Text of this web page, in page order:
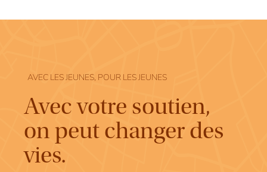
AVEC LES JEUNES, POUR LES JEUNES
Avec votre soutien,
on peut changer des
vies.